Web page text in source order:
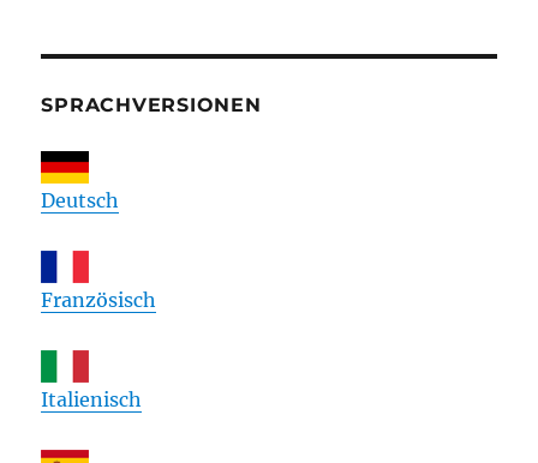
SPRACHVERSIONEN
Deutsch
Französisch
Italienisch